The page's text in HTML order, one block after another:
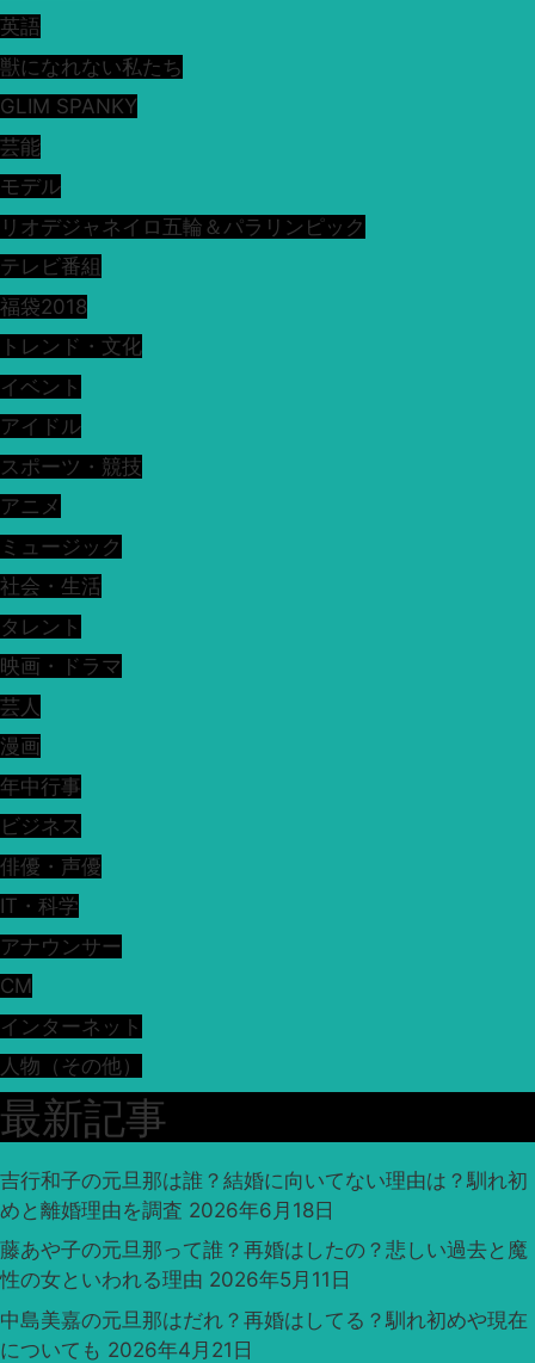
英語
獣になれない私たち
GLIM SPANKY
芸能
モデル
リオデジャネイロ五輪＆パラリンピック
テレビ番組
福袋2018
トレンド・文化
イベント
アイドル
スポーツ・競技
アニメ
ミュージック
社会・生活
タレント
映画・ドラマ
芸人
漫画
年中行事
ビジネス
俳優・声優
IT・科学
アナウンサー
CM
インターネット
人物（その他）
最新記事
吉行和子の元旦那は誰？結婚に向いてない理由は？馴れ初
めと離婚理由を調査 2026年6月18日
藤あや子の元旦那って誰？再婚はしたの？悲しい過去と魔
性の女といわれる理由 2026年5月11日
中島美嘉の元旦那はだれ？再婚はしてる？馴れ初めや現在
についても 2026年4月21日